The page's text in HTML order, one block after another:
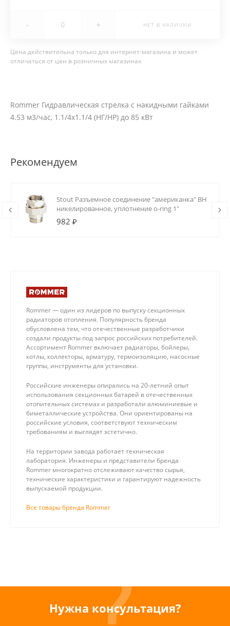
- + НЕТ В НАЛИЧИИ
Цена действительна только для интернет-магазина и может
отличаться от цен в розничных магазинах
Rommer Гидравлическая стрелка с накидными гайками
4.53 м3/час, 1.1/4х1.1/4 (НГ/НР) до 85 кВт
Рекомендуем
Stout Разъемное соединение "американка" ВН
никелированное, уплотнение o-ring 1"
982 ₽
Rommer — один из лидеров по выпуску секционных
радиаторов отопления. Популярность бренда
обусловлена тем, что отечественные разработчики
создали продукты под запрос российских потребителей.
Ассортимент Rommer включает радиаторы, бойлеры,
котлы, коллекторы, арматуру, термоизоляцию, насосные
группы, инструменты для установки.
Российские инженеры опирались на 20-летний опыт
использования секционных батарей в отечественных
отопительных системах и разработали алюминиевые и
биметаллические устройства. Они ориентированы на
российские условия, соответствуют техническим
требованиям и выглядят эстетично.
На территории завода работает техническая
лаборатория. Инженеры и представители бренда
Rommer многократно отслеживают качество сырья,
технические характеристики и гарантируют надежность
выпускаемой продукции.
Все товары бренда Rommer
Нужна консультация?